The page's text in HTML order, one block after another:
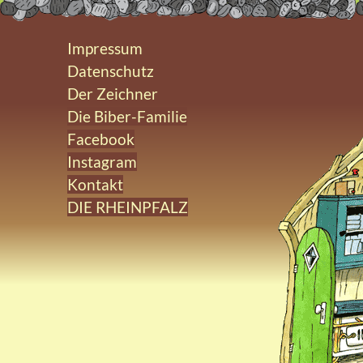
Impressum
Datenschutz
Der Zeichner
Die Biber-Familie
Facebook
Instagram
Kontakt
DIE RHEINPFALZ